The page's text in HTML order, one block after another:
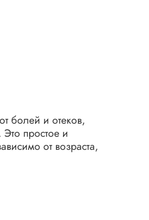
болей и отеков,
простое и
от возраста,